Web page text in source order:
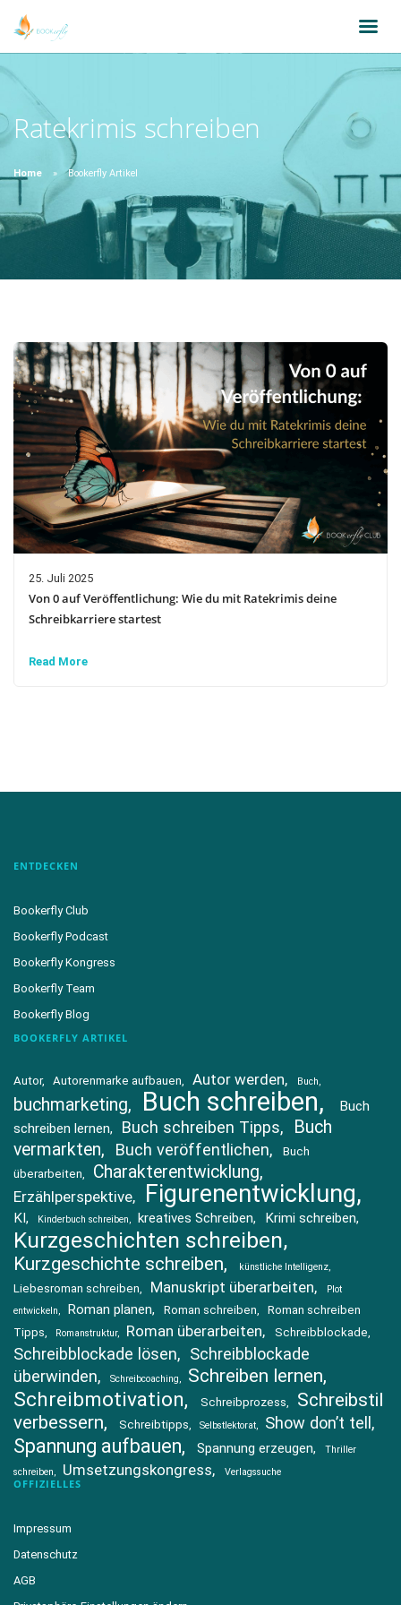
Ratekrimis schreiben
Home Bookerfly Artikel
25. Juli 2025
Von 0 auf Veröffentlichung: Wie du mit Ratekrimis deine
Schreibkarriere startest
Read More
ENTDECKEN
Bookerfly Club
Bookerfly Podcast
Bookerfly Kongress
Bookerfly Team
Bookerfly Blog
BOOKERFLY ARTIKEL
Autor Autorenmarke aufbauen Autor werden Buch
buchmarketing Buch schreiben
Buch
schreiben lernen
Buch schreiben Tipps
Buch
vermarkten
Buch veröffentlichen
Buch
überarbeiten
Charakterentwicklung
Erzählperspektive Figurenentwicklung
KI Kinderbuch schreiben kreatives Schreiben Krimi schreiben
Kurzgeschichten schreiben
Kurzgeschichte schreiben künstliche Intelligenz
Liebesroman schreiben Manuskript überarbeiten
Plot
entwickeln
Roman planen Roman schreiben
Roman schreiben
Tipps
Romanstruktur Roman überarbeiten Schreibblockade
Schreibblockade lösen
Schreibblockade
überwinden
Schreibcoaching Schreiben lernen
Schreibmotivation Schreibprozess
Schreibstil
verbessern
Schreibtipps Selbstlektorat Show don’t tell
Spannung aufbauen Spannung erzeugen
Thriller
schreiben
Umsetzungskongress Verlagssuche
OFFIZIELLES
Impressum
Datenschutz
AGB